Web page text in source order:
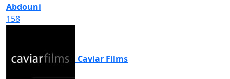
Abdouni
158
Caviar Films